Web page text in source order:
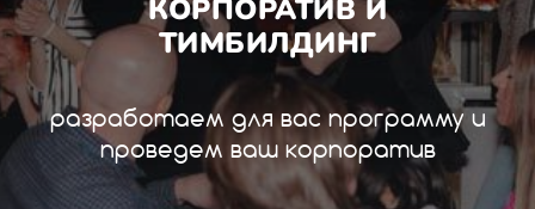
КОРПОРАТИВ И
ТИМБИЛДИНГ
разработаем для вас программу и
проведем ваш корпоратив